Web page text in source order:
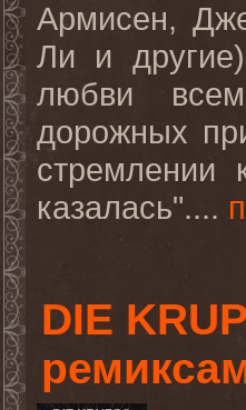
Армисен,
Ли и
любви
дорожных
стремлении
казалась"....
DIE